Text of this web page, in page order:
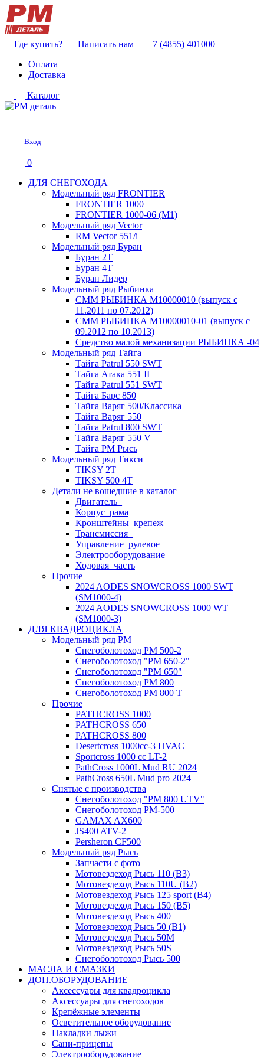
Где купить? Написать нам
+7 (4855) 401000
Оплата
Доставка
Каталог
Вход
0
ДЛЯ СНЕГОХОДА
Модельный ряд FRONTIER
FRONTIER 1000
FRONTIER 1000-06 (М1)
Модельный ряд Vector
RM Vector 551/i
Модельный ряд Буран
Буран 2Т
Буран 4Т
Буран Лидер
Модельный ряд Рыбинка
СММ РЫБИНКА M10000010 (выпуск с
11.2011 по 07.2012)
СММ РЫБИНКА M10000010-01 (выпуск с
09.2012 по 10.2013)
Средство малой механизации РЫБИНКА -04
Модельный ряд Тайга
Тайга Patrul 550 SWT
Тайга Атака 551 II
Тайга Patrul 551 SWT
Тайга Барс 850
Тайга Варяг 500/Классика
Тайга Варяг 550
Тайга Patrul 800 SWT
Тайга Варяг 550 V
Тайга РМ Рысь
Модельный ряд Тикси
TIKSY 2T
TIKSY 500 4T
Детали не вошедшие в каталог
Двигатель_
Корпус_рама
Кронштейны_крепеж
Трансмиссия_
Управление_рулевое
Электрооборудование_
Ходовая_часть
Прочие
2024 AODES SNOWCROSS 1000 SWT
(SM1000-4)
2024 AODES SNOWCROSS 1000 WT
(SM1000-3)
ДЛЯ КВАДРОЦИКЛА
Модельный ряд РМ
Снегоболотоход РМ 500-2
Снегоболотоход "РМ 650-2"
Снегоболотоход "РМ 650"
Снегоболотоход РМ 800
Снегоболотоход РМ 800 Т
Прочие
PATHCROSS 1000
PATHCROSS 650
PATHCROSS 800
Desertcross 1000cc-3 HVAC
Sportcross 1000 cc LT-2
PathCross 1000L Mud RU 2024
PathCross 650L Mud pro 2024
Снятые с производства
Снегоболотоход "РМ 800 UTV"
Снегоболотоход РМ-500
GAMAX AX600
JS400 ATV-2
Persheron CF500
Модельный ряд Рысь
Запчасти с фото
Мотовездеход Рысь 110 (B3)
Мотовездеход Рысь 110U (B2)
Мотовездеход Рысь 125 sport (B4)
Мотовездеход Рысь 150 (B5)
Мотовездеход Рысь 400
Мотовездеход Рысь 50 (B1)
Мотовездеход Рысь 50M
Мотовездеход Рысь 50S
Снегоболотоход Рысь 500
МАСЛА И СМАЗКИ
ДОП.ОБОРУДОВАНИЕ
Аксессуары для квадроцикла
Аксессуары для снегоходов
Крепёжные элементы
Осветительное оборудование
Накладки лыжи
Сани-прицепы
Электрооборудование